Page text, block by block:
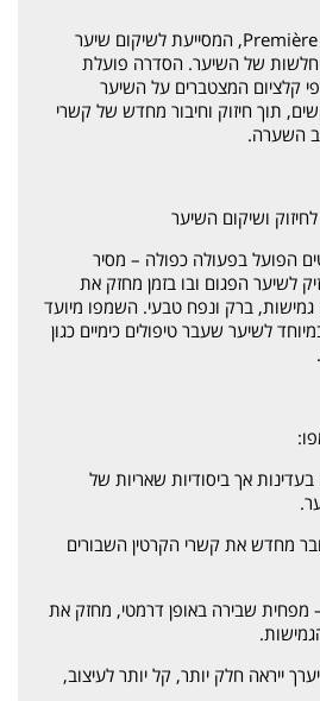
קרסטס מציגה את סדרת Première, המסייעת לשיקום שיער
של השיער. הסדרה פועלת
קלציום המצטברים על השיער
תוך חיזוק וחיבור מחדש של קשרי
השערה.
הפועל בפעולה כפולה – מסיר
לשיער הפגום ובו בזמן מחזק את
ברק ונפח טבעי. השמפו מיועד
לשיער שעבר טיפולים כימיים כגון
אך ביסודיות שאריות של
מחדש את קשרי הקרטין השבורים
מפחית שבירה באופן דרמטי, מחזק את
ייראה חלק יותר, קל יותר לעיצוב,